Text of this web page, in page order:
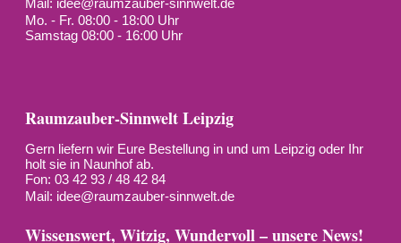
Mail: idee@raumzauber-sinnwelt.de
Mo. - Fr. 08:00 - 18:00 Uhr
Samstag 08:00 - 16:00 Uhr
Raumzauber-Sinnwelt Leipzig
Gern liefern wir Eure Bestellung in und um Leipzig oder Ihr
holt sie in Naunhof ab.
Fon: 03 42 93 / 48 42 84
Mail: idee@raumzauber-sinnwelt.de
Wissenswert, Witzig, Wundervoll – unsere News!